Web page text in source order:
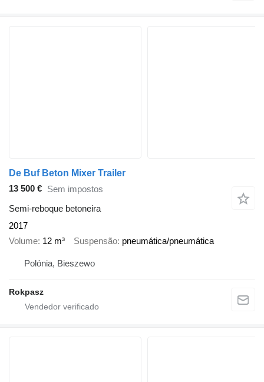
De Buf Beton Mixer Trailer
13 500 € Sem impostos
Semi-reboque betoneira
2017
Volume 12 m³ Suspensão pneumática/pneumática
Polónia, Bieszewo
Rokpasz